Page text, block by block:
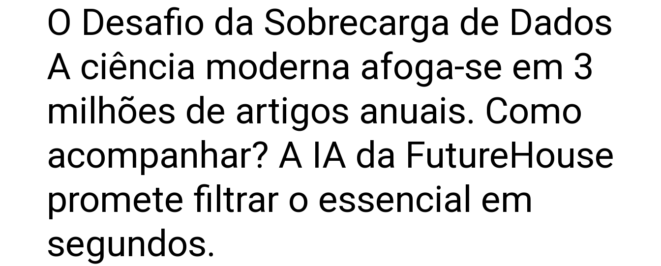
O Desafio da Sobrecarga de Dados
A ciência moderna afoga-se em 3
milhões de artigos anuais. Como
acompanhar? A IA da FutureHouse
promete filtrar o essencial em
segundos.